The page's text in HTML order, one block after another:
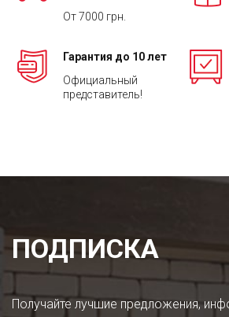
От 7000 грн.
Гарантия до 10 лет
Официальный
представитель!
ПОДПИСКА
Получайте лучшие предложения,